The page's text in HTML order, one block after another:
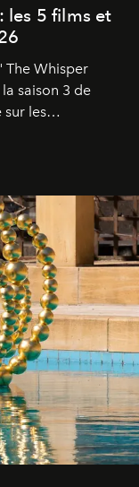
les 5 films et
The Whisper
saison 3 de
les